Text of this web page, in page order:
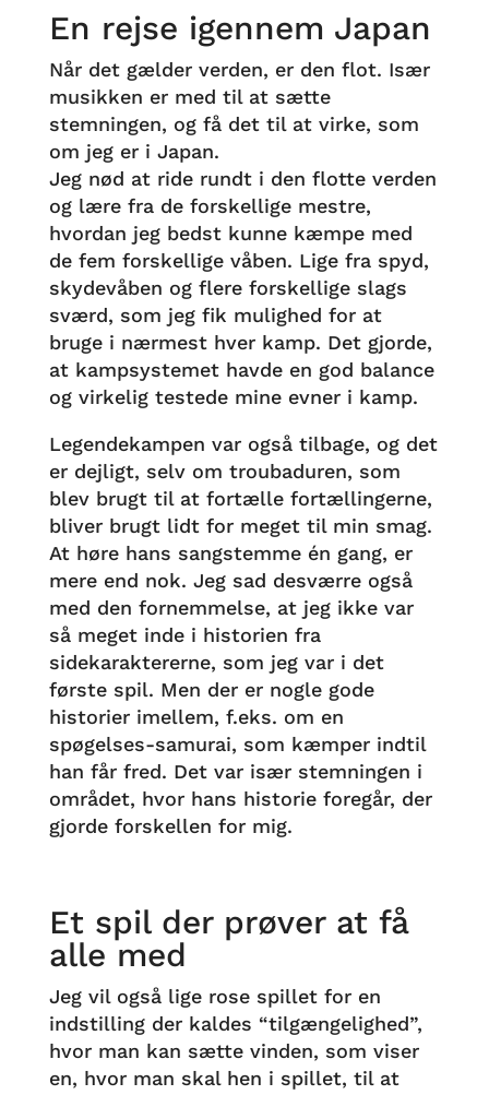
En rejse igennem Japan
Når det gælder verden, er den flot. Især
musikken er med til at sætte
stemningen, og få det til at virke, som
om jeg er i Japan.
Jeg nød at ride rundt i den flotte verden
og lære fra de forskellige mestre,
hvordan jeg bedst kunne kæmpe med
de fem forskellige våben. Lige fra spyd,
skydevåben og flere forskellige slags
sværd, som jeg fik mulighed for at
bruge i nærmest hver kamp. Det gjorde,
at kampsystemet havde en god balance
og virkelig testede mine evner i kamp.
Legendekampen var også tilbage, og det
er dejligt, selv om troubaduren, som
blev brugt til at fortælle fortællingerne,
bliver brugt lidt for meget til min smag.
At høre hans sangstemme én gang, er
mere end nok. Jeg sad desværre også
med den fornemmelse, at jeg ikke var
så meget inde i historien fra
sidekaraktererne, som jeg var i det
første spil. Men der er nogle gode
historier imellem, f.eks. om en
spøgelses-samurai, som kæmper indtil
han får fred. Det var især stemningen i
området, hvor hans historie foregår, der
gjorde forskellen for mig.
Et spil der prøver at få
alle med
Jeg vil også lige rose spillet for en
indstilling der kaldes “tilgængelighed”,
hvor man kan sætte vinden, som viser
en, hvor man skal hen i spillet, til at